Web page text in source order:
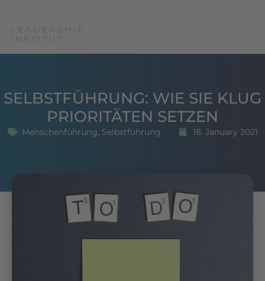
SELBSTFÜHRUNG: WIE SIE KLUG
PRIORITÄTEN SETZEN
Menschenführung, Selbstführung 18. January 2021